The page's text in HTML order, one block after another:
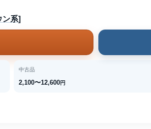
ン系]
中古品
2,100〜12,600円